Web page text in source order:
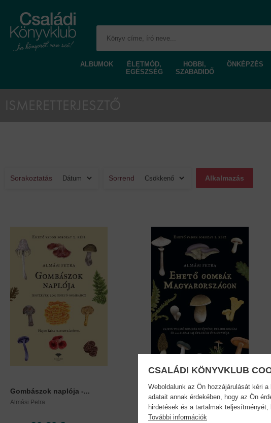
ALBUMOK
ÉLETMÓD,
EGÉSZSÉG
HOBBI,
SZABADIDŐ
ÖNKÉPZÉS
Sorakoztatás Sorrend
Gombászok naplója -...
Almási Petra
Ehető gombák...
CSALÁDI KÖNYVKLUB
Weboldalunk az Ön hozzájárulását kéri
adatait annak érdekében, hogy az Ön
hirdetések és a tartalmak
További információk